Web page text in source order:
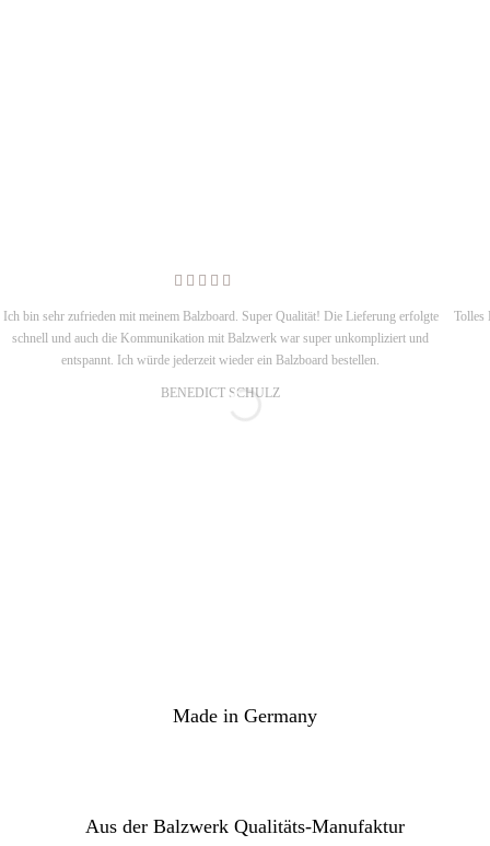
Ich bin sehr zufrieden mit meinem Balzboard. Super Qualität! Die Lieferung erfolgte
schnell und auch die Kommunikation mit Balzwerk war super unkompliziert und
entspannt. Ich würde jederzeit wieder ein Balzboard bestellen.
BENEDICT SCHULZ
Tolles
Made in Germany
Aus der Balzwerk Qualitäts-Manufaktur